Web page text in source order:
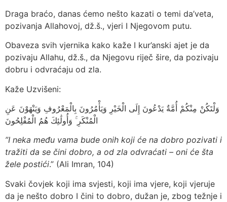
Draga braćo, danas ćemo nešto kazati o temi da’veta,
pozivanja Allahovoj, dž.š., vjeri I Njegovom putu.
Obaveza svih vjernika kako kaže I kur’anski ajet je da
pozivaju Allahu, dž.š., da Njegovu riječ šire, da pozivaju
dobru i odvraćaju od zla.
Kaže Uzvišeni:
وَلْتَكُنْ مِنْكُمْ أُمَّةٌ يَدْعُونَ إِلَى الْخَيْرِ وَيَأْمُرُونَ بِالْمَعْرُوفِ وَيَنْهَوْنَ عَنِ
الْمُنْكَرِ ۚ وَأُولَٰئِكَ هُمُ الْمُفْلِحُونَ
”I neka među vama bude onih koji će na dobro pozivati i
tražiti da se čini dobro, a od zla odvraćati – oni će šta
žele postići.” (Ali Imran, 104)
Svaki čovjek koji ima svjesti, koji ima vjere, koji vjeruje
da je nešto dobro I čini to dobro, dužan je, zbog težnje i